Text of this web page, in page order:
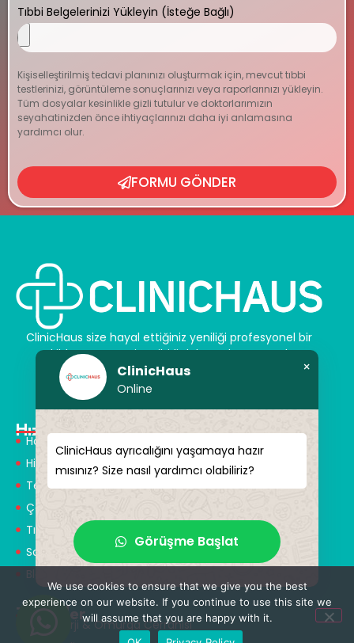
Tıbbi Belgelerinizi Yükleyin (İsteğe Bağlı)
Kişiselleştirilmiş tedavi planınızı oluşturmak için, mevcut tıbbi
testlerinizi, görüntüleme sonuçlarınızı veya raporlarınızı yükleyin.
Tüm dosyalar kesinlikle gizli tutulur ve doktorlarımızın
seyahatinizden önce ihtiyaçlarınızı daha iyi anlamasına
yardımcı olur.
FORMU GÖNDER
ClinicHaus size hayal ettiğiniz yeniliği profesyonel bir
şekilde sunar ve size sihirli dokunuşlar vaat eder.
Kendinize yeni bir “siz” kazandırın.
Hızlı Menü
Hakkımızda
Hizmetlerimiz
Tedaviler
Çözüm Ortakları
Tıbbi Tanışmanlar
Sağlık Turizmi
Blog
Tedaviler
Nöroşirürji & Omurga Cerrahisi
ClinicHaus
Online
×
ClinicHaus ayrıcalığını yaşamaya hazır
mısınız? Size nasıl yardımcı olabiliriz?
Görüşme Başlat
We use cookies to ensure that we give you the best
experience on our website. If you continue to use this site we
will assume that you are happy with it.